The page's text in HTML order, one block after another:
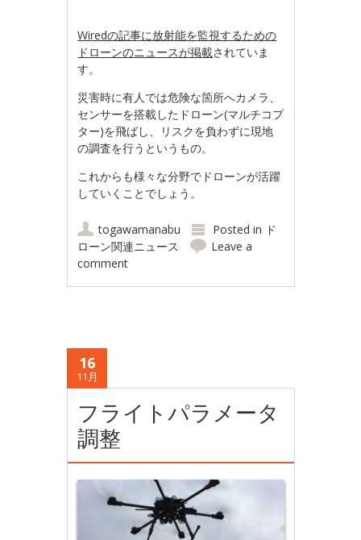
Wiredの記事に放射能を監視するための
ドローンのニュースが掲載されていま
す。
災害時に有人では危険な箇所へカメラ、
センサーを搭載したドローン(マルチコプ
ター)を飛ばし、リスクを負わずに現地
の調査を行うというもの。
これからも様々な分野でドローンが活躍
していくことでしょう。
togawamanabu Posted in ド
ローン関連ニュース
Leave a
comment
16
11月
フライトパラメータ
調整